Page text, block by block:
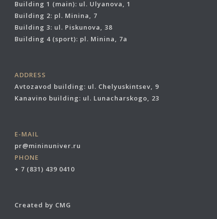
Building 1 (main): ul. Ulyanova, 1
Building 2: pl. Minina, 7
Building 3: ul. Piskunova, 38
Building 4 (sport): pl. Minina, 7a
ADDRESS
Avtozavod building: ul. Chelyuskintsev, 9
Kanavino building: ul. Lunacharskogo, 23
E-MAIL
pr@mininuniver.ru
PHONE
+ 7 (831) 439 0410
Created by CMG